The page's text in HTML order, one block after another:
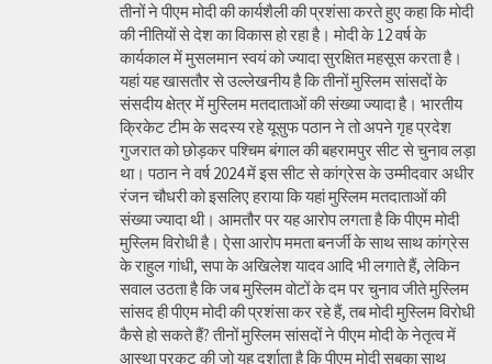
तीनों ने पीएम मोदी की कार्यशैली की प्रशंसा करते हुए कहा कि मोदी
की नीतियों से देश का विकास हो रहा है। मोदी के 12 वर्ष के
कार्यकाल में मुसलमान स्वयं को ज्यादा सुरक्षित महसूस करता है।
यहां यह खासतौर से उल्लेखनीय है कि तीनों मुस्लिम सांसदों के
संसदीय क्षेत्र में मुस्लिम मतदाताओं की संख्या ज्यादा है। भारतीय
क्रिकेट टीम के सदस्य रहे यूसुफ पठान ने तो अपने गृह प्रदेश
गुजरात को छोड़कर पश्चिम बंगाल की बहरामपुर सीट से चुनाव लड़ा
था। पठान ने वर्ष 2024 में इस सीट से कांग्रेस के उम्मीदवार अधीर
रंजन चौधरी को इसलिए हराया कि यहां मुस्लिम मतदाताओं की
संख्या ज्यादा थी। आमतौर पर यह आरोप लगता है कि पीएम मोदी
मुस्लिम विरोधी है। ऐसा आरोप ममता बनर्जी के साथ साथ कांग्रेस
के राहुल गांधी, सपा के अखिलेश यादव आदि भी लगाते हैं, लेकिन
सवाल उठता है कि जब मुस्लिम वोटों के दम पर चुनाव जीते मुस्लिम
सांसद ही पीएम मोदी की प्रशंसा कर रहे हैं, तब मोदी मुस्लिम विरोधी
कैसे हो सकते हैं? तीनों मुस्लिम सांसदों ने पीएम मोदी के नेतृत्व में
आस्था प्रकट की जो यह दर्शाता है कि पीएम मोदी सबका साथ